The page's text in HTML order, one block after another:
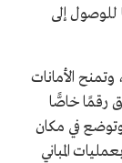
إلى
، وتمنح الأمانات
رقمًا خاصًّا
في مكان
المباني